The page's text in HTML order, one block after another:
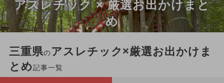
アスレチック × 厳選お出かけまと
め
三重県のアスレチック×厳選お出かけま
とめ記事一覧